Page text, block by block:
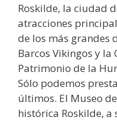
Roskilde, la ciudad
atracciones
de los más grandes
Barcos Vikingos y
Patrimonio de la
Sólo podemos
últimos. El Museo
histórica Roskilde,